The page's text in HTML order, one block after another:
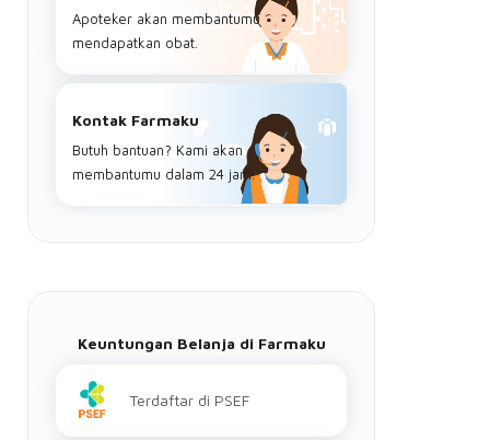
Apoteker akan membantumu
mendapatkan obat.
Kontak Farmaku
Butuh bantuan? Kami akan
membantumu dalam 24 jam.
Keuntungan Belanja di Farmaku
Terdaftar di PSEF